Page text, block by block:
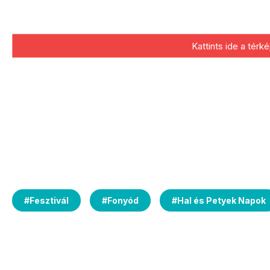
Kattints ide a
#Fesztivál #Fonyód #Hal és Petyek Napok